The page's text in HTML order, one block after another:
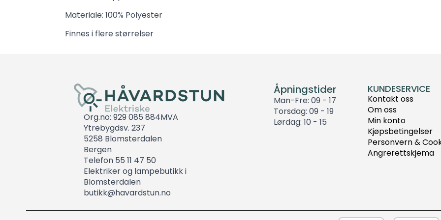
Materiale: 100% Polyester
Finnes i flere størrelser
Org.no: 929 085 884MVA
Ytrebygdsv. 237
5258 Blomsterdalen
Bergen
Telefon 55 11 47 50
Elektriker og lampebutikk i
Blomsterdalen
butikk@havardstun.no
Åpningstider
Man-Fre: 09 - 17
Torsdag: 09 - 19
Lørdag: 10 - 15
KUNDESERVICE
Kontakt oss
Om oss
Min konto
Kjøpsbetingelser
Personvern &
Angrerettskjema